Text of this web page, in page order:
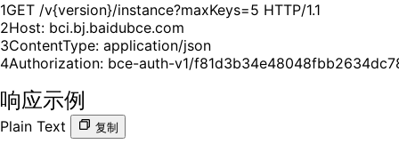
1
2
3
4Authorization: bce-auth-v1/
响应示例
Plain Text 复制